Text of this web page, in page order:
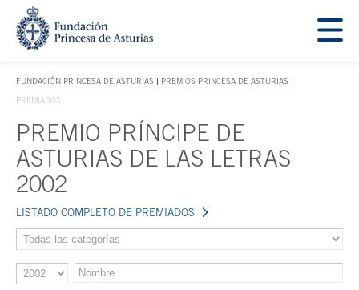
Saltar navegación. Ir directamente al contenido principal
FUNDACIÓN PRINCESA DE ASTURIAS
TECLA DE ACCESO 1
PREMIOS PRINCESA DE ASTURIAS
PREMIADOS
Contenido principal
PREMIO PRÍNCIPE DE
ASTURIAS DE LAS LETRAS
2002
LISTADO COMPLETO DE PREMIADOS